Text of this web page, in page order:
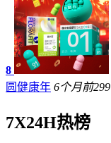
8
圆健康年 6个月前299
7X24H热榜